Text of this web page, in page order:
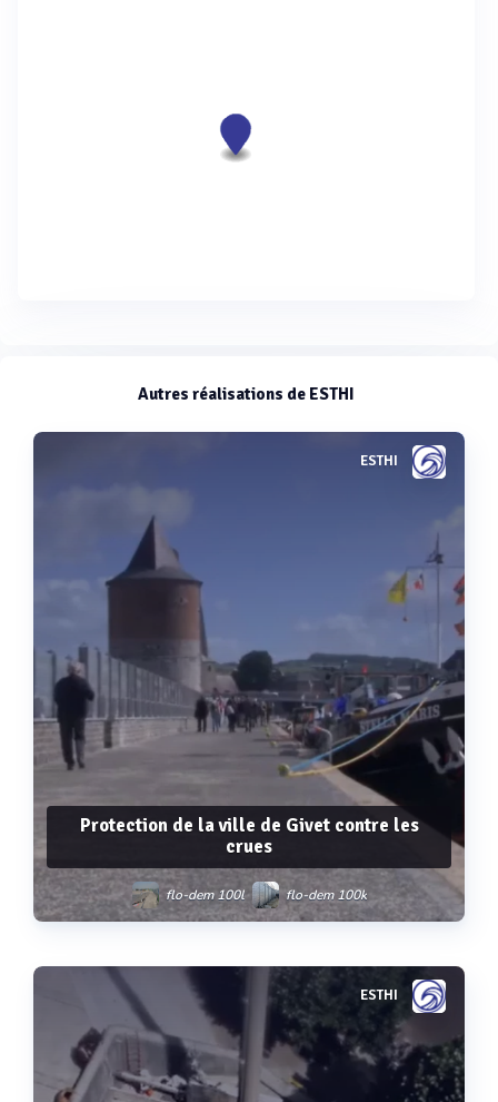
Autres réalisations de ESTHI
ESTHI
Protection de la ville de Givet contre les
crues
flo-dem 100l flo-dem 100k
Voir plus ESTHI